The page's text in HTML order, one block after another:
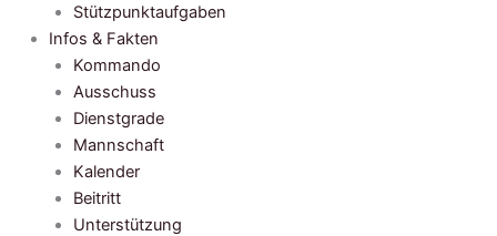
Stützpunktaufgaben
Infos & Fakten
Kommando
Ausschuss
Dienstgrade
Mannschaft
Kalender
Beitritt
Unterstützung